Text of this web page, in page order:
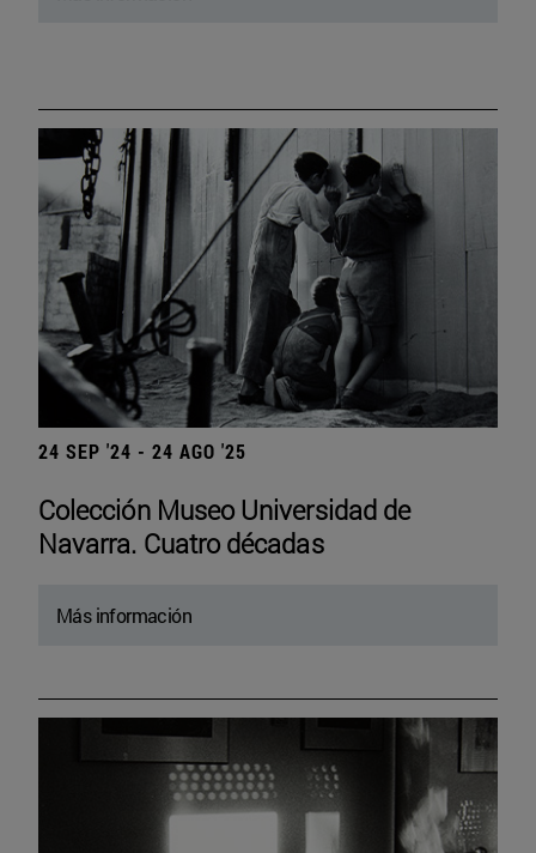
24 SEP '24 - 24 AGO '25
Colección Museo Universidad de
Navarra. Cuatro décadas
Más información